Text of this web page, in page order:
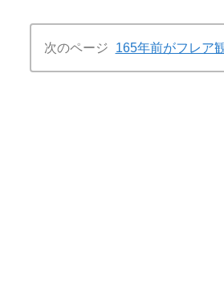
次のページ 165年前がフレア